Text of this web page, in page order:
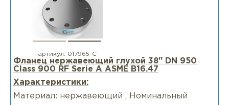
артикул: 017965-С
Фланец нержавеющий глухой 38" DN 950
Class 900 RF Serie А ASME B16.47
Характеристики:
Материал: нержавеющий , Номинальный